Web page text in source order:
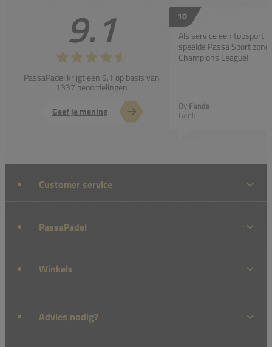
9.1
PassaPadel krijgt een 9.1 op basis van
1337 beoordelingen
Geef je mening
10
Als service een topsport
speelde Passa Sport
Champions League!
By Funda
Genk
Customer service
PassaPadel
Winkels
Advies nodig?